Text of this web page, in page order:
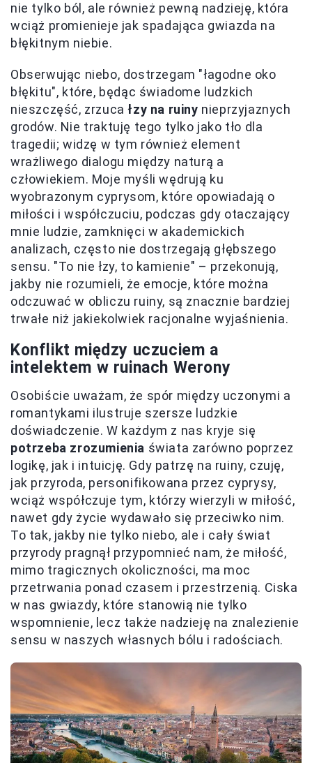
nie tylko ból, ale również pewną nadzieję, która
wciąż promienieje jak spadająca gwiazda na
błękitnym niebie.
Obserwując niebo, dostrzegam "łagodne oko
błękitu", które, będąc świadome ludzkich
nieszczęść, zrzucałzy na ruiny nieprzyjaznych
grodów. Nie traktuję tego tylko jako tło dla
tragedii; widzę w tym również element
wrażliwego dialogu między naturą a
człowiekiem. Moje myśli wędrują ku
wyobrazonym cyprysom, które opowiadają o
miłości i współczuciu, podczas gdy otaczający
mnie ludzie, zamknięci w akademickich
analizach, często nie dostrzegają głębszego
sensu. "To nie łzy, to kamienie" – przekonują,
jakby nie rozumieli, że emocje, które można
odczuwać w obliczu ruiny, są znacznie bardziej
trwałe niż jakiekolwiek racjonalne wyjaśnienia.
Konflikt między uczuciem a
intelektem w ruinach Werony
Osobiście uważam, że spór między uczonymi a
romantykami ilustruje szersze ludzkie
doświadczenie. W każdym z nas kryje się
potrzeba zrozumienia świata zarówno poprzez
logikę, jak i intuicję. Gdy patrzę na ruiny, czuję,
jak przyroda, personifikowana przez cyprysy,
wciąż współczuje tym, którzy wierzyli w miłość,
nawet gdy życie wydawało się przeciwko nim.
To tak, jakby nie tylko niebo, ale i cały świat
przyrody pragnął przypomnieć nam, że miłość,
mimo tragicznych okoliczności, ma moc
przetrwania ponad czasem i przestrzenią. Ciska
w nas gwiazdy, które stanowią nie tylko
wspomnienie, lecz także nadzieję na znalezienie
sensu w naszych własnych bólu i radościach.